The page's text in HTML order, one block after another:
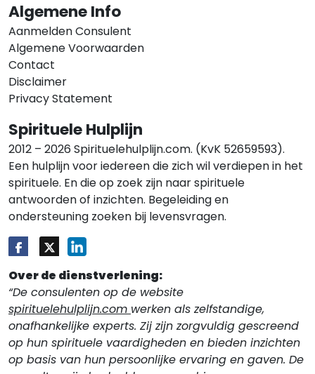
Algemene Info
Aanmelden Consulent
Algemene Voorwaarden
Contact
Disclaimer
Privacy Statement
Spirituele Hulplijn
2012 – 2026 Spirituelehulplijn.com. (KvK 52659593).
Een hulplijn voor iedereen die zich wil verdiepen in het
spirituele. En die op zoek zijn naar spirituele
antwoorden of inzichten. Begeleiding en
ondersteuning zoeken bij levensvragen.
Over de dienstverlening:
“De consulenten op de website
spirituelehulplijn.com werken als zelfstandige,
onafhankelijke experts. Zij zijn zorgvuldig gescreend
op hun spirituele vaardigheden en bieden inzichten
op basis van hun persoonlijke ervaring en gaven. De